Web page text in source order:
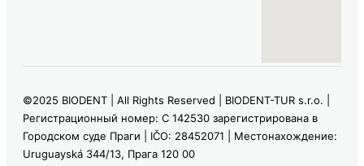
©2025 BIODENT | All Rights Reserved | BIODENT-TUR s.r.o. |
Регистрационный номер: C 142530 зарегистрирована в
Городском суде Праги | IČO: 28452071 | Местонахождение:
Uruguayská 344/13, Прага 120 00